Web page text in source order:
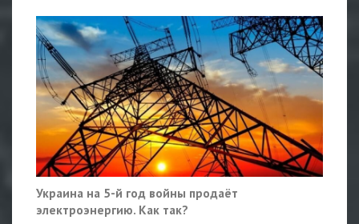
Украина на 5-й год войны продаёт
электроэнергию. Как так?